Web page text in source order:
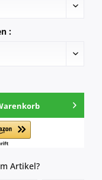
:
Artikel?